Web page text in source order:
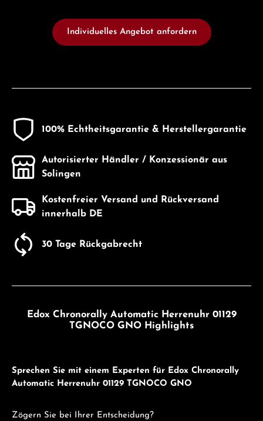
Individuelles Angebot anfordern
100% Echtheitsgarantie & Herstellergarantie
Autorisierter Händler / Konzessionär aus
Solingen
Kostenfreier Versand und Rückversand
innerhalb DE
30 Tage Rückgabrecht
Edox Chronorally Automatic Herrenuhr 01129
TGNOCO GNO Highlights
Sprechen Sie mit einem Experten für Edox Chronorally
Automatic Herrenuhr 01129 TGNOCO GNO
Zögern Sie bei Ihrer Entscheidung?